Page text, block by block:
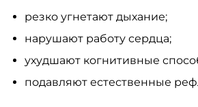
резко угнетают дыхание;
нарушают работу сердца;
ухудшают когнитивные
подавляют естественные